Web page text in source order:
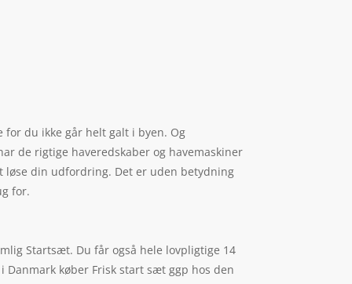
for du ikke går helt galt i byen. Og
de rigtige haveredskaber og havemaskiner
løse din udfordring. Det er uden betydning
for.
Startsæt. Du får også hele lovpligtige 14
køber Frisk start sæt ggp hos den